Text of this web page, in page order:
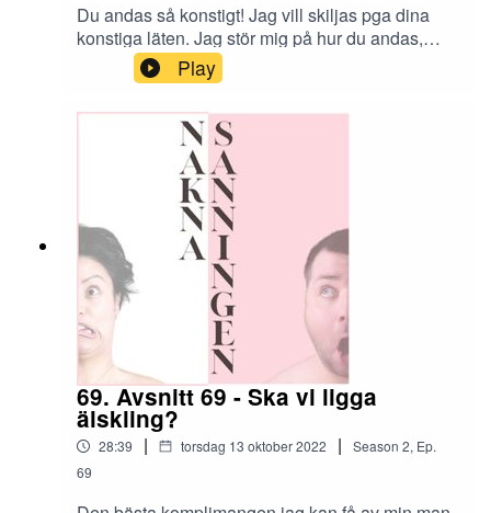
Du andas så konstigt! Jag vill skiljas pga dina
konstiga läten. Jag stör mig på hur du andas,
smaskar och flåsar. Jag kan inte leva med de.
Play
69. Avsnitt 69 - Ska vi ligga
älskling?
28:39 | torsdag 13 oktober 2022 | Season 2, Ep.
69